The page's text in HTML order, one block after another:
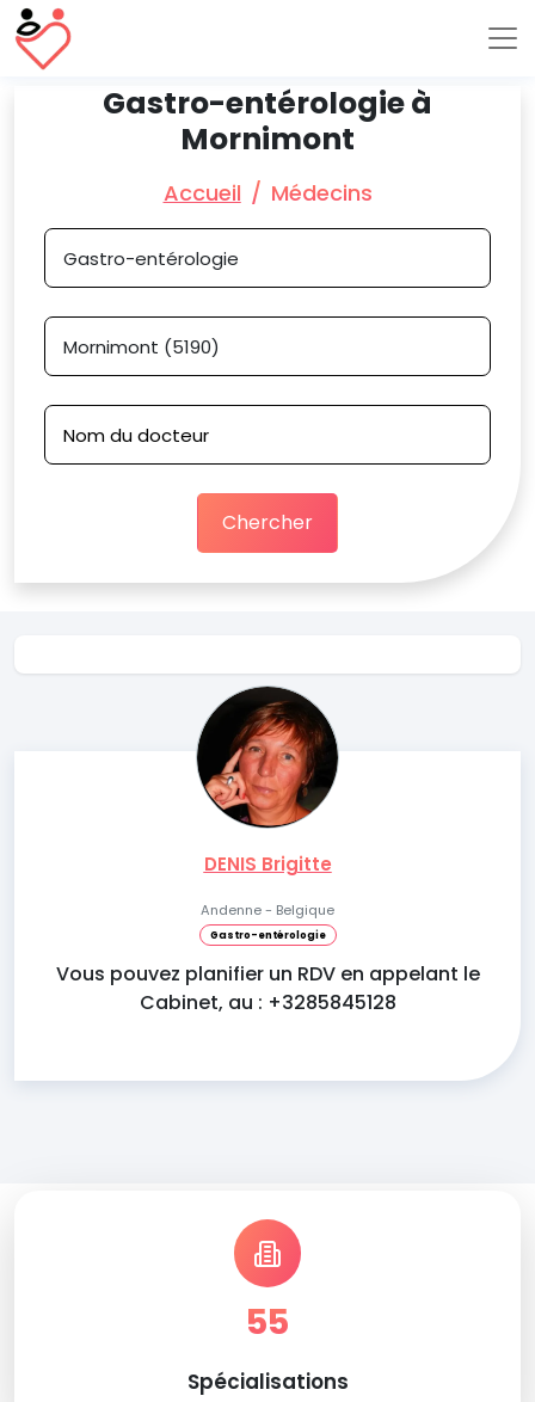
Gastro-entérologie à
Mornimont
Accueil Médecins
Chercher
DENIS Brigitte
Andenne - Belgique
Gastro-entérologie
Vous pouvez planifier un RDV en appelant le
Cabinet, au : +3285845128
55
Spécialisations